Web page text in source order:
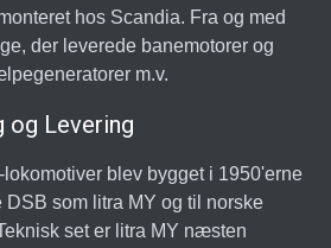
hos Scandia. Fra og med
der leverede banemotorer og
m.v.
og Levering
blev bygget i 1950'erne
som litra MY og til norske
set er litra MY næsten